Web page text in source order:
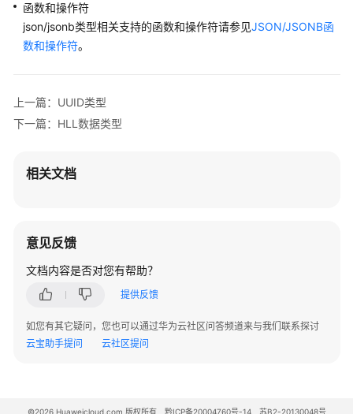
字
符
集
符
量
函
和
操
符
----------
t
(1 row)
gaussdb
# SELECT
?column
f
?column
----------
(1 row
函数和操作符
json/jsonb类型相关支持的函数和操作符请参见JSON/JSONB函
数和操作符。
上一篇：UUID类型
下一篇：HLL数据类型
相关文档
意见反馈
文档内容是否对您有帮助？
提供反馈
如您有其它疑问，您也可以通过华为云社区问答频道来与我们联系探讨
云宝助手提问
云社区提问
©2026 Huaweicloud.com 版权所有 黔ICP备20004760号-14 苏B2-20130048号